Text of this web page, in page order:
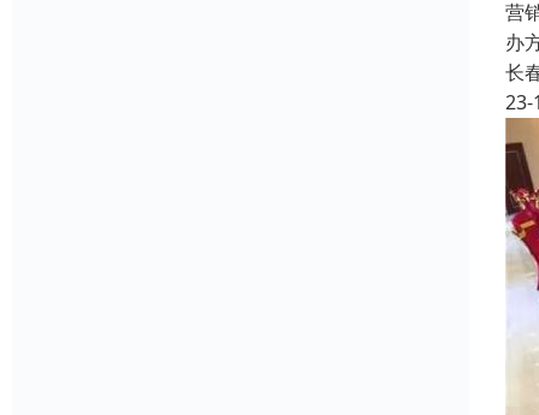
营
办
长
23-